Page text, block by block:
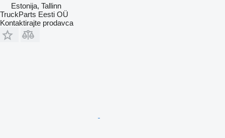
Estonija, Tallinn
TruckParts Eesti OÜ
Kontaktirajte prodavca